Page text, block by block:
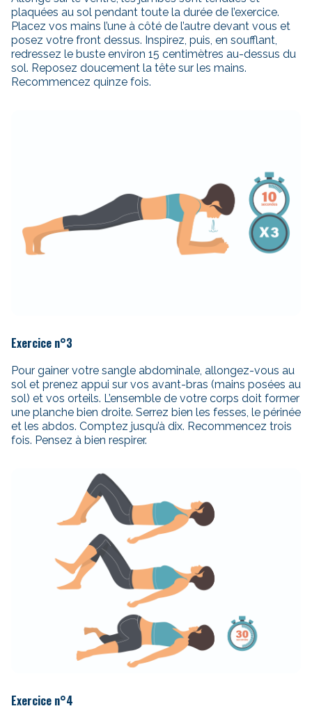
plaquées au sol pendant toute la durée de l’exercice.
Placez vos mains l’une à côté de l’autre devant vous et
posez votre front dessus. Inspirez, puis, en soufflant,
redressez le buste environ 15 centimètres au-dessus du
sol. Reposez doucement la tête sur les mains.
Recommencez quinze fois.
Exercice n°3
Pour gainer votre sangle abdominale, allongez-vous au
sol et prenez appui sur vos avant-bras (mains posées au
sol) et vos orteils. L’ensemble de votre corps doit former
une planche bien droite. Serrez bien les fesses, le périnée
et les abdos. Comptez jusqu’à dix. Recommencez trois
fois. Pensez à bien respirer.
Exercice n°4